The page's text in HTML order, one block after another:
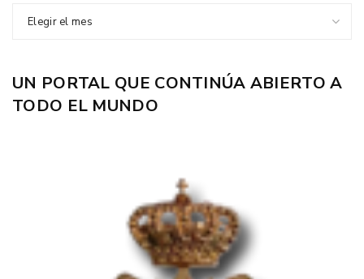
Elegir el mes
UN PORTAL QUE CONTINÚA ABIERTO A
TODO EL MUNDO